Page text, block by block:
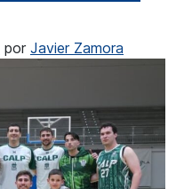
por Javier Zamora